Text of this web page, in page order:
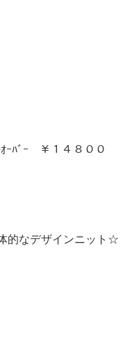
ｰﾊﾞｰ ￥１４８００
的なデザインニット☆